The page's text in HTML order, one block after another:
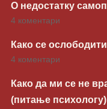
О недостатку
4 коментари
Како се
4 коментари
Како да ми се не
(питање психологу)